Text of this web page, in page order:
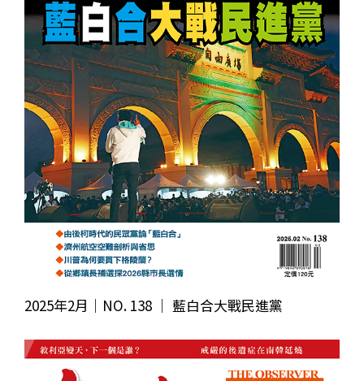
2025年2月｜NO. 138 │ 藍白合大戰民進黨